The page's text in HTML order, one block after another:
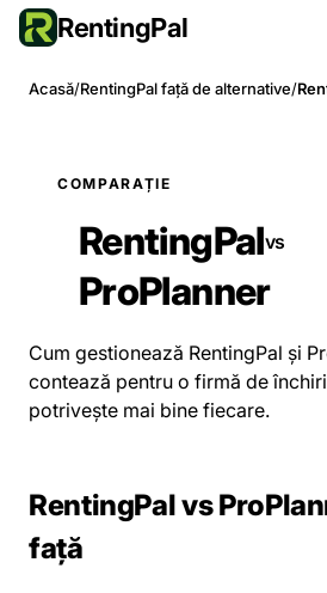
RentingPal
Acasă/RentingPal față de alternative/
COMPARAȚIE
RentingPalvs
ProPlanner
Cum gestionează RentingPal și
contează pentru o firmă de
potrivește mai bine fiecare.
RentingPal vs
față